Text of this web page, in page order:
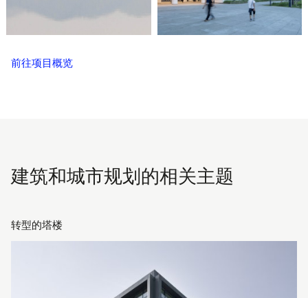
前往项目概览
建筑和城市规划的相关主题
转型的塔楼